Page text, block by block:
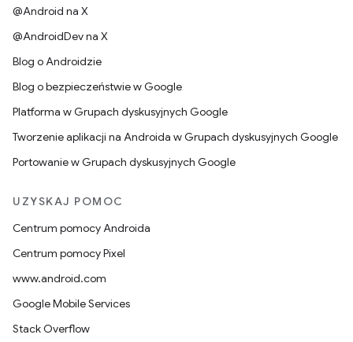
@Android na X
@AndroidDev na X
Blog o Androidzie
Blog o bezpieczeństwie w Google
Platforma w Grupach dyskusyjnych Google
Tworzenie aplikacji na Androida w Grupach dyskusyjnych Google
Portowanie w Grupach dyskusyjnych Google
UZYSKAJ POMOC
Centrum pomocy Androida
Centrum pomocy Pixel
www.android.com
Google Mobile Services
Stack Overflow